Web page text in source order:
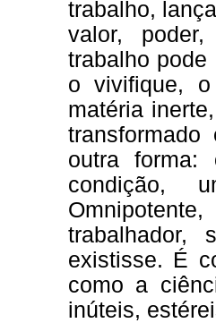
trabalho,
valor,
trabalho
o vivifique,
matéria
outra
condição,
existisse. É
como a
inúteis,